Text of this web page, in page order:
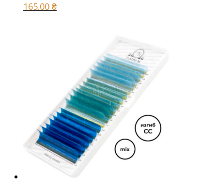
165.00 ₴